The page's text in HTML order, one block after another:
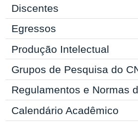
Discentes
Egressos
Produção Intelectual
Grupos de Pesquisa do
Regulamentos e Normas
Calendário Acadêmico